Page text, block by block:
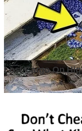
Market yang Besar
Menguntungkan.
Sekadar Ukuran